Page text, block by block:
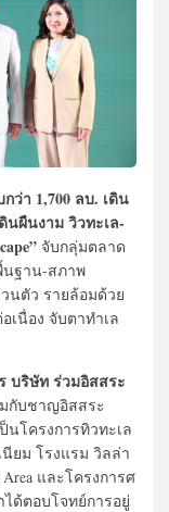
ว่า 1,700 ลบ. เดิน
นผืนงาม วิวทะเล-
จับกลุ่มตลาด
นฐาน-สภาพ
นตัว รายล้อมด้วย
นื่อง จับตาทำเล
บริษัท ร่วมอิสสระ
กับชาญอิสสระ
นโครงการทิวทะเล
ยม โรงแรม วิลล่า
และโครงการศ
ด้ตอบโจทย์การอยู่